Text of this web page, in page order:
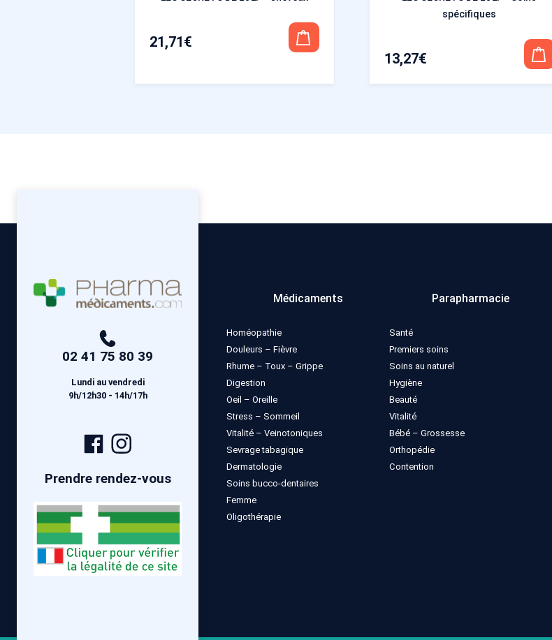
21,71€
spécifiques
13,27€
02 41 75 80 39
Lundi au vendredi
9h/12h30 - 14h/17h
Page
Facebook
Prendre rendez-vous
Médicaments
Homéopathie
Douleurs – Fièvre
Rhume – Toux – Grippe
Digestion
Oeil – Oreille
Stress – Sommeil
Vitalité – Veinotoniques
Sevrage tabagique
Dermatologie
Soins bucco-dentaires
Femme
Oligothérapie
Parapharmacie
Santé
Premiers soins
Soins au naturel
Hygiène
Beauté
Vitalité
Bébé – Grossesse
Orthopédie
Contention